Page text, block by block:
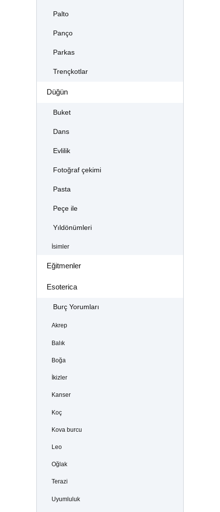
Palto
Panço
Parkas
Trençkotlar
Düğün
Buket
Dans
Evlilik
Fotoğraf çekimi
Pasta
Peçe ile
Yıldönümleri
İsimler
Eğitmenler
Esoterica
Burç Yorumları
Akrep
Balık
Boğa
İkizler
Kanser
Koç
Kova burcu
Leo
Oğlak
Terazi
Uyumluluk